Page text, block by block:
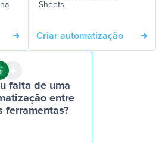
Sheets
Criar automatização
falta de uma
entre
ferramentas?